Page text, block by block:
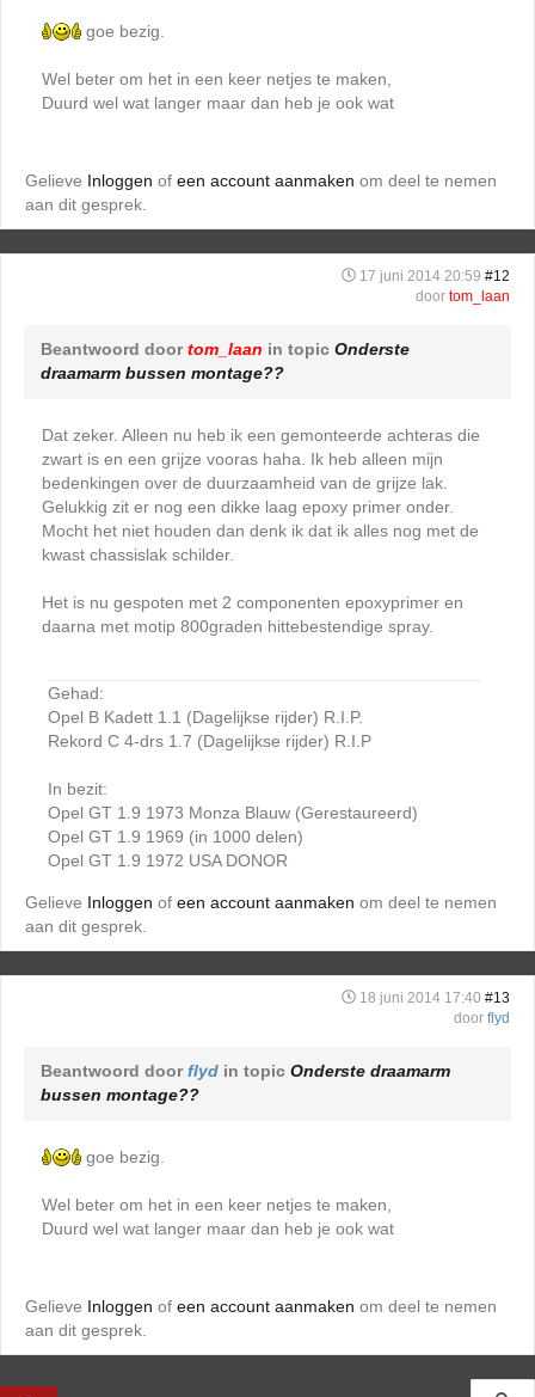
goe bezig.
Wel beter om het in een keer netjes te maken,
Duurd wel wat langer maar dan heb je ook wat
Gelieve Inloggen of een account aanmaken om deel te nemen
aan dit gesprek.
17 juni 2014 20:59 #12
door tom_laan
Beantwoord doortom_laan in topic Onderste
draamarm bussen montage??
Dat zeker. Alleen nu heb ik een gemonteerde achteras die
zwart is en een grijze vooras haha. Ik heb alleen mijn
bedenkingen over de duurzaamheid van de grijze lak.
Gelukkig zit er nog een dikke laag epoxy primer onder.
Mocht het niet houden dan denk ik dat ik alles nog met de
kwast chassislak schilder.
Het is nu gespoten met 2 componenten epoxyprimer en
daarna met motip 800graden hittebestendige spray.
Gehad:
Opel B Kadett 1.1 (Dagelijkse rijder) R.I.P.
Rekord C 4-drs 1.7 (Dagelijkse rijder) R.I.P
In bezit:
Opel GT 1.9 1973 Monza Blauw (Gerestaureerd)
Opel GT 1.9 1969 (in 1000 delen)
Opel GT 1.9 1972 USA DONOR
Gelieve Inloggen of een account aanmaken om deel te nemen
aan dit gesprek.
18 juni 2014 17:40 #13
door flyd
Beantwoord doorflyd in topic Onderste draamarm
bussen montage??
goe bezig.
Wel beter om het in een keer netjes te maken,
Duurd wel wat langer maar dan heb je ook wat
Gelieve Inloggen of een account aanmaken om deel te nemen
aan dit gesprek.